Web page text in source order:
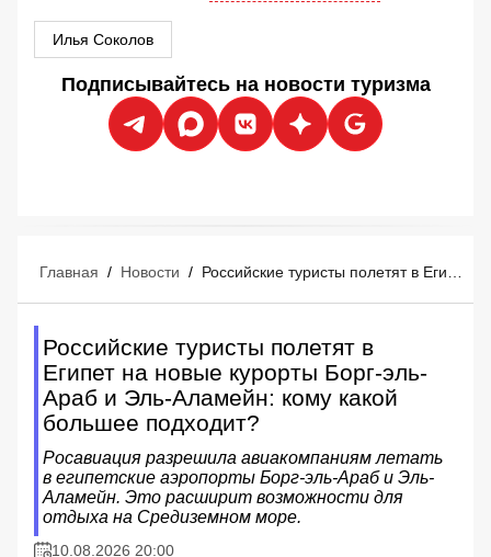
Илья Соколов
Подписывайтесь на новости туризма
Главная / Новости /
Российские туристы полетят в
Египет на новые курорты Борг-эль-
Араб и Эль-Аламейн: кому какой
большее подходит?
Росавиация разрешила авиакомпаниям летать
в египетские аэропорты Борг-эль-Араб и Эль-
Аламейн. Это расширит возможности для
отдыха на Средиземном море.
10.08.2026 20:00